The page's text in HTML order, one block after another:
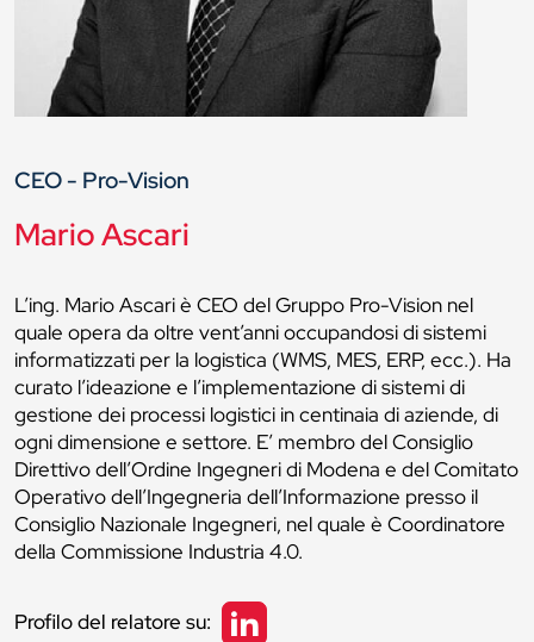
CEO - Pro-Vision
Mario Ascari
L’ing. Mario Ascari è CEO del Gruppo Pro-Vision nel
quale opera da oltre vent’anni occupandosi di sistemi
informatizzati per la logistica (WMS, MES, ERP, ecc.). Ha
curato l’ideazione e l’implementazione di sistemi di
gestione dei processi logistici in centinaia di aziende, di
ogni dimensione e settore. E’ membro del Consiglio
Direttivo dell’Ordine Ingegneri di Modena e del Comitato
Operativo dell’Ingegneria dell’Informazione presso il
Consiglio Nazionale Ingegneri, nel quale è Coordinatore
della Commissione Industria 4.0.
Profilo del relatore su: